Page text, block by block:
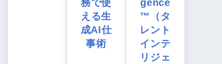
務で使
える生
成AI仕
事術
gence
™（タ
レント
インテ
リジェ